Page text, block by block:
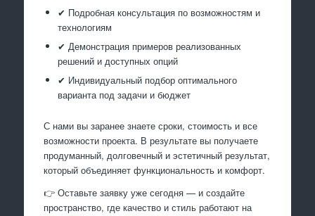
✔ Подробная консультация по возможностям и
технологиям
✔ Демонстрация примеров реализованных
решений и доступных опций
✔ Индивидуальный подбор оптимального
варианта под задачи и бюджет
С нами вы заранее знаете сроки, стоимость и все
возможности проекта. В результате вы получаете
продуманный, долговечный и эстетичный результат,
который объединяет функциональность и комфорт.
👉 Оставьте заявку уже сегодня — и создайте
пространство, где качество и стиль работают на